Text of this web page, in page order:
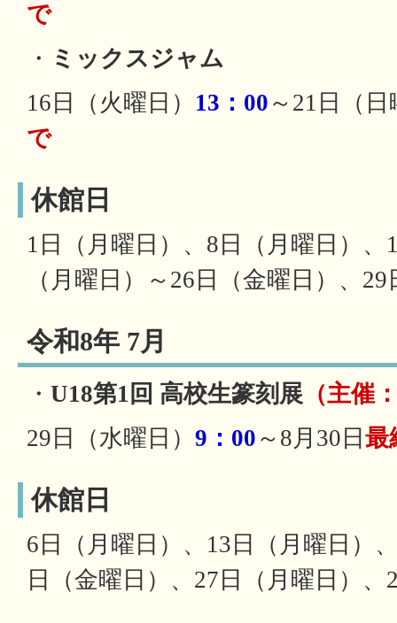
で
・ ミックスジャム
16日（火曜日） 13：00 ～21日（
で
休館日
1日（月曜日）、8日（月曜日）、
（月曜日）～26日（金曜日）、
令和8年 7月
・ U18第1回 高校生篆刻展 （主催
29日（水曜日） 9：00 ～8月30日 最
休館日
6日（月曜日）、13日（月曜日）
日（金曜日）、27日（月曜日）、